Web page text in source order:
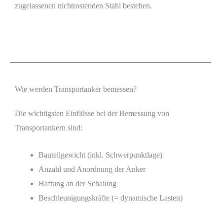
zugelassenen nichtrostenden Stahl bestehen.
Wie werden Transportanker bemessen?
Die wichtigsten Einflüsse bei der Bemessung von
Transportankern sind:
Bauteilgewicht (inkl. Schwerpunktlage)
Anzahl und Anordnung der Anker
Haftung an der Schalung
Beschleunigungskräfte (= dynamische Lasten)